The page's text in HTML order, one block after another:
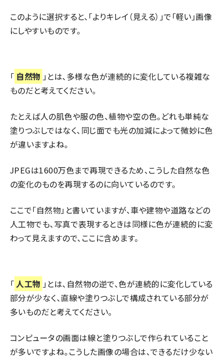
このように選択すると、「よりキレイ（見える）」で「軽い」画像
にしやすいものです。
「 自然物 」とは、多様な色が連続的に変化している複雑な
ものだと考えてください。
たとえば人の肌色や服の色、植物や空の色。どれも単純な
塗りつぶしではなく、同じ面でも光の加減によって微妙に色
が違いますよね。
JPEGは1600万色まで再現できるため、こうした自然な色
の変化のものを再現するのに向いているのです。
ここで「自然物」と書いていますが、車や建物や道路などの
人工物でも、写真で表現するときは同様に色が連続的に変
わって見えますので、ここに含めます。
「人工物 」とは、自然物の逆で、色が連続的に変化している
部分が少なく、直線や塗りつぶしで構成されている部分が
多いものだと考えてください。
コンピュータの画面は線と塗りつぶしで作られていること
が多いですよね。こうした画像の場合は、できるだけ少ない